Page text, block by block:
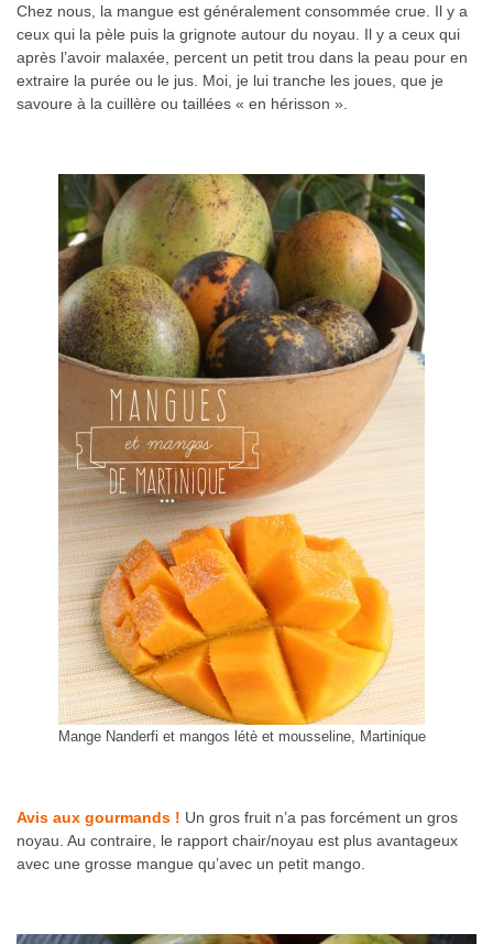
Chez nous, la mangue est généralement consommée crue. Il y a
ceux qui la pèle puis la grignote autour du noyau. Il y a ceux qui
après l’avoir malaxée, percent un petit trou dans la peau pour en
extraire la purée ou le jus. Moi, je lui tranche les joues, que je
savoure à la cuillère ou taillées « en hérisson ».
Mange Nanderfi et mangos létè et mousseline, Martinique
Avis aux gourmands ! Un gros fruit n’a pas forcément un gros
noyau. Au contraire, le rapport chair/noyau est plus avantageux
avec une grosse mangue qu’avec un petit mango.